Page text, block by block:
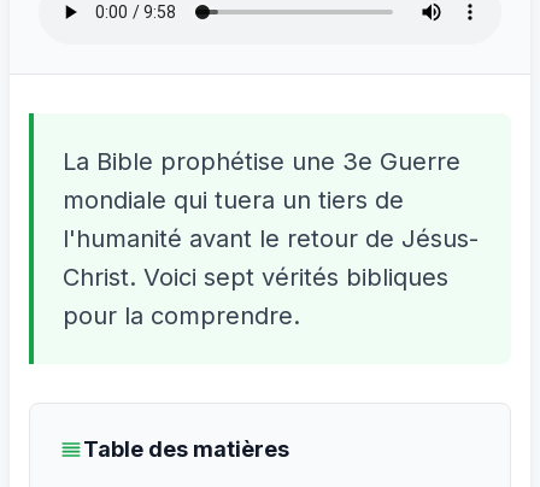
La Bible prophétise une 3e Guerre
mondiale qui tuera un tiers de
l'humanité avant le retour de Jésus-
Christ. Voici sept vérités bibliques
pour la comprendre.
Table des matières